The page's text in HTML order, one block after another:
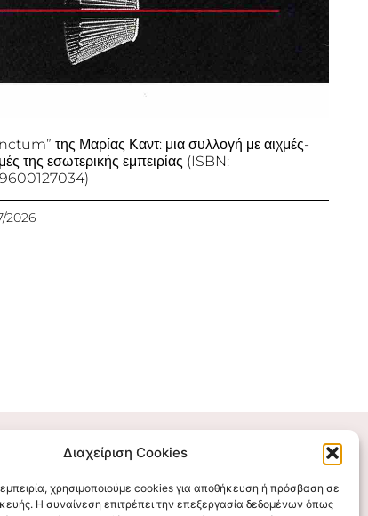
Διαχείριση Cookies
χρησιμοποιούμε cookies για αποθήκευση ή πρόσβαση σε
Η συναίνεση επιτρέπει την επεξεργασία δεδομένων όπως
της Μαρίας Καντ: μια συλλογή με αιχμές-
της εσωτερικής εμπειρίας (ISBN:
2026
stigmalogou@gmail.com